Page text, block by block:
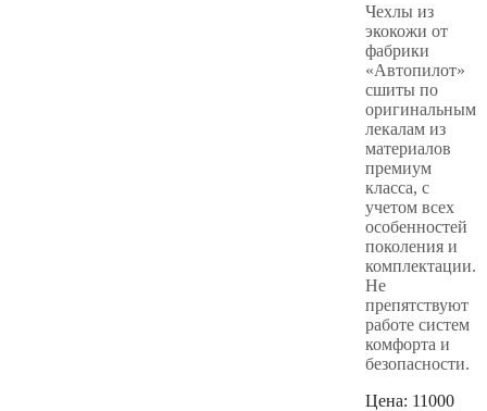
Чехлы из
экокожи от
фабрики
«Автопилот»
сшиты по
оригинальным
лекалам из
материалов
премиум
класса, с
учетом всех
особенностей
поколения и
комплектации.
Не
препятствуют
работе систем
комфорта и
безопасности.
Цена: 11000